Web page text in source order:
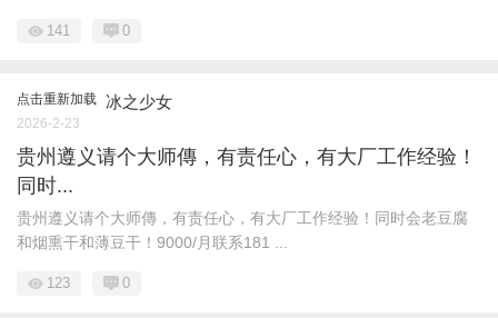
141 0
点击重新加载 冰之少女
2026-2-23
贵州遵义请个大师傳，有责任心，有大厂工作经验！
同时...
贵州遵义请个大师傳，有责任心，有大厂工作经验！同时会老豆腐
和烟熏干和薄豆干！9000/月联系181 ...
123 0